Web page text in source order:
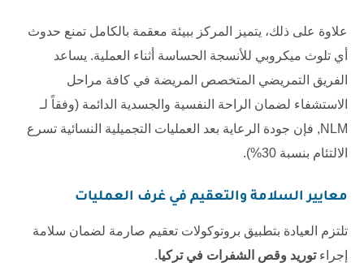
علاوة على ذلك، يتميز المركز ببيئة معقمة بالكامل تمنع حدوث
أي تلوث ميكروبي للأنسجة الحساسة أثناء العملية. يساعد
الفريق التمريضي المتخصص المريضة في كافة مراحل
الاستشفاء لضمان الراحة النفسية والجسدية الدائمة (وفقاً لـ
NLM, فإن جودة الرعاية بعد العمليات التجميلية النسائية تسرع
الالتئام بنسبة 30%).
معايير السلامة والتعقيم في غرف العمليات
تلتزم العيادة بتطبيق بروتوكولات تعقيم صارمة لضمان سلامة
إجراءتوريد وقص الشفرات في تركيا.